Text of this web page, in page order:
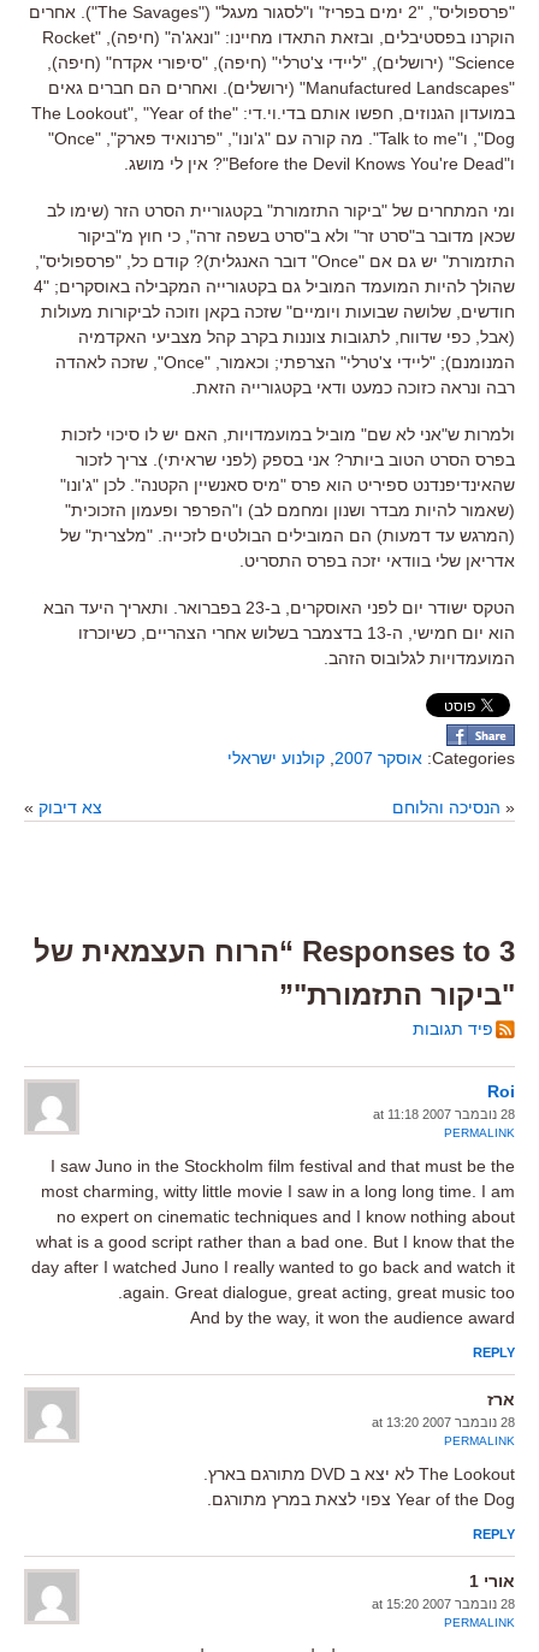
"פרספוליס", "2 ימים בפריז" ו"לסגור מעגל" ("The Savages"). אחרים
הוקרנו בפסטיבלים, ובזאת התאדו מחיינו: "ונאג'ה" (חיפה), "Rocket
Science" (ירושלים), "ליידי צ'טרלי" (חיפה), "סיפורי אקדח" (חיפה),
"Manufactured Landscapes" (ירושלים). ואחרים הם חברים גאים
במועדון הגנוזים, חפשו אותם בדי.וי.די: "The Lookout", "Year of the
Dog", ו"Talk to me". מה קורה עם "ג'ונו", "פרנואיד פארק", "Once"
ו"Before the Devil Knows You're Dead"? אין לי מושג.
ומי המתחרים של "ביקור התזמורת" בקטגוריית הסרט הזר (שימו לב
שכאן מדובר ב"סרט זר" ולא ב"סרט בשפה זרה", כי חוץ מ"ביקור
התזמורת" יש גם אם "Once" דובר האנגלית)? קודם כל, "פרספוליס",
שהולך להיות המועמד המוביל גם בקטגורייה המקבילה באוסקרים; "4
חודשים, שלושה שבועות ויומיים" שזכה בקאן וזוכה לביקורות מעולות
(אבל, כפי שדווח, לתגובות צוננות בקרב קהל מצביעי האקדמיה
המנומנם); "ליידי צ'טרלי" הצרפתי; וכאמור, "Once", שזכה לאהדה
רבה ונראה כזוכה כמעט ודאי בקטגורייה הזאת.
ולמרות ש"אני לא שם" מוביל במועמדויות, האם יש לו סיכוי לזכות
בפרס הסרט הטוב ביותר? אני בספק (לפני שראיתי). צריך לזכור
שהאינדיפנדנט ספיריט הוא פרס "מיס סאנשיין הקטנה". לכן "ג'ונו"
(שאמור להיות מבדר ושנון ומחמם לב) ו"הפרפר ופעמון הזכוכית"
(המרגש עד דמעות) הם המובילים הבולטים לזכייה. "מלצרית" של
אדריאן שלי בוודאי יזכה בפרס התסריט.
הטקס ישודר יום לפני האוסקרים, ב-23 בפברואר. ותאריך היעד הבא
הוא יום חמישי, ה-13 בדצמבר בשלוש אחרי הצהריים, כשיוכרזו
המועמדויות לגלובוס הזהב.
Categories: אוסקר 2007 קולנוע ישראלי
« הנסיכה והלוחם צא דיבוק »
3 Responses to “הרוח העצמאית של
"ביקור התזמורת"”
פיד תגובות
Roi
28 נובמבר 2007 at 11:18
PERMALINK
I saw Juno in the Stockholm film festival and that must be the
most charming, witty little movie I saw in a long long time. I am
no expert on cinematic techniques and I know nothing about
what is a good script rather than a bad one. But I know that the
day after I watched Juno I really wanted to go back and watch it
again. Great dialogue, great acting, great music too.
And by the way, it won the audience award
REPLY
ארז
28 נובמבר 2007 at 13:20
PERMALINK
The Lookout לא יצא ב DVD מתורגם בארץ.
Year of the Dog צפוי לצאת במרץ מתורגם.
REPLY
אורי 1
28 נובמבר 2007 at 15:20
PERMALINK